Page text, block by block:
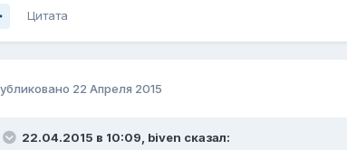
Цитата
22 Апреля 2015
22.04.2015 в 10:09, biven сказал: